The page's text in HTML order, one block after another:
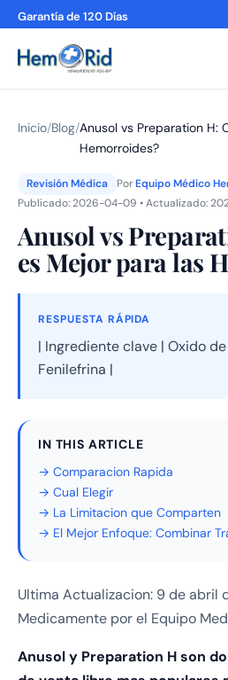
Garantía de 120 Días
Inicio/Blog/Anusol vs Preparation H:
Hemorroides?
Revisión Médica PorEquipo Médico
Publicado: 2026-04-09 • Actualizado:
Anusol vs
es Mejor para las
RESPUESTA RÁPIDA
| Ingrediente clave | Oxido
Fenilefrina |
IN THIS ARTICLE
→ Comparacion Rapida
→ Cual Elegir
→ La Limitacion que Comparten
→ El Mejor Enfoque: Combinar
Ultima Actualizacion: 9 de abril
Medicamente por el Equipo
Anusol y Preparation H son